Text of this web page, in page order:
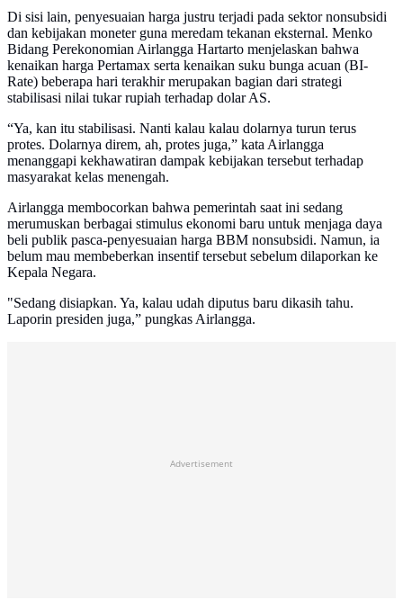
Di sisi lain, penyesuaian harga justru terjadi pada sektor nonsubsidi
dan kebijakan moneter guna meredam tekanan eksternal. Menko
Bidang Perekonomian Airlangga Hartarto menjelaskan bahwa
kenaikan harga Pertamax serta kenaikan suku bunga acuan (BI-
Rate) beberapa hari terakhir merupakan bagian dari strategi
stabilisasi nilai tukar rupiah terhadap dolar AS.
“Ya, kan itu stabilisasi. Nanti kalau kalau dolarnya turun terus
protes. Dolarnya direm, ah, protes juga,” kata Airlangga
menanggapi kekhawatiran dampak kebijakan tersebut terhadap
masyarakat kelas menengah.
Airlangga membocorkan bahwa pemerintah saat ini sedang
merumuskan berbagai stimulus ekonomi baru untuk menjaga daya
beli publik pasca-penyesuaian harga BBM nonsubsidi. Namun, ia
belum mau membeberkan insentif tersebut sebelum dilaporkan ke
Kepala Negara.
"Sedang disiapkan. Ya, kalau udah diputus baru dikasih tahu.
Laporin presiden juga,” pungkas Airlangga.
Advertisement